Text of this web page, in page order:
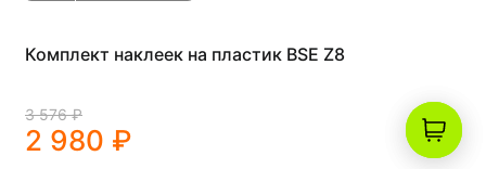
Комплект наклеек на пластик BSE Z8
3 576 ₽
2 980 ₽